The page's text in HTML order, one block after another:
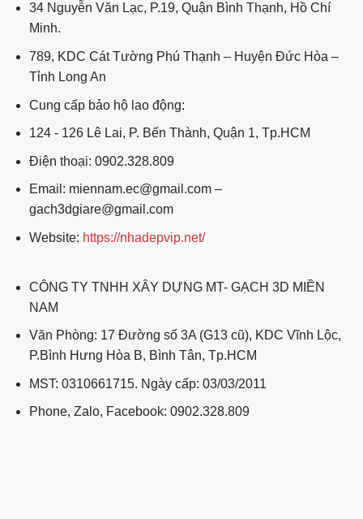
34 Nguyễn Văn Lạc, P.19, Quận Bình Thạnh, Hồ Chí
Minh.
789, KDC Cát Tường Phú Thạnh – Huyện Đức Hòa –
Tỉnh Long An
Cung cấp bảo hộ lao động:
124 - 126 Lê Lai, P. Bến Thành, Quận 1, Tp.HCM
Điện thoại: 0902.328.809
Email: miennam.ec@gmail.com –
gach3dgiare@gmail.com
Website: https://nhadepvip.net/
CÔNG TY TNHH XÂY DỰNG MT- GẠCH 3D MIỀN
NAM
Văn Phòng: 17 Đường số 3A (G13 cũ), KDC Vĩnh Lộc,
P.Bình Hưng Hòa B, Bình Tân, Tp.HCM
MST: 0310661715. Ngày cấp: 03/03/2011
Phone, Zalo, Facebook: 0902.328.809